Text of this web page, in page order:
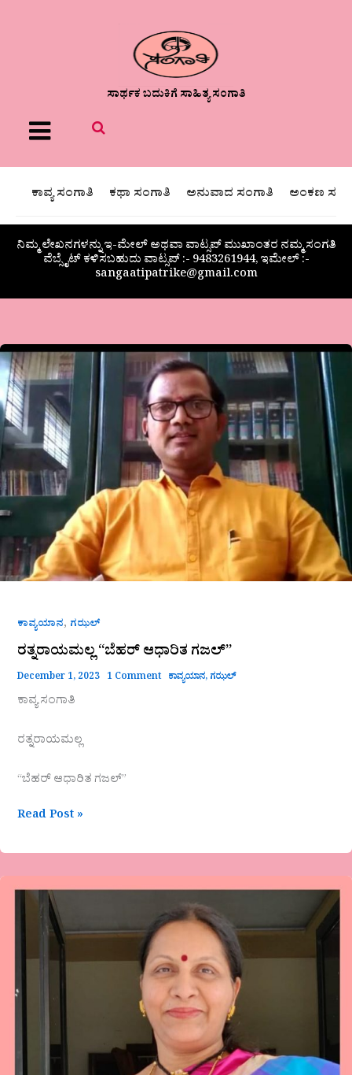
ಸಾರ್ಥಕ ಬದುಕಿಗೆ ಸಾಹಿತ್ಯ ಸಂಗಾತಿ
Menu
ಕಾವ್ಯ ಸಂಗಾತಿ ಕಥಾ ಸಂಗಾತಿ ಅನುವಾದ ಸಂಗಾತಿ ಅಂಕಣ
ನಿಮ್ಮ ಲೇಖನಗಳನ್ನು ಇ-ಮೇಲ್ ಅಥವಾ ವಾಟ್ಸಪ್ ಮುಖಾಂತರ ನಮ್ಮ ಸಂಗತಿ
ವೆಬ್ಸೈಟ್ ಕಳಿಸಬಹುದು ವಾಟ್ಸಪ್‌ :- 9483261944, ಇಮೇಲ್ :-
sangaatipatrike@gmail.com
ಕಾವ್ಯಯಾನ, ಗಝಲ್
ರತ್ನರಾಯಮಲ್ಲ “ಬೆಹರ್ ಆಧಾರಿತ ಗಜಲ್”
December 1, 2023 1 Comment ಕಾವ್ಯಯಾನ, ಗಝಲ್
ಕಾವ್ಯ ಸಂಗಾತಿ
ರತ್ನರಾಯಮಲ್ಲ
“ಬೆಹರ್ ಆಧಾರಿತ ಗಜಲ್”
ರತ್ನರಾಯಮಲ್ಲ
“ಬೆಹರ್
ಆಧಾರಿತ
ಗಜಲ್”
Read Post »
ಪಾಟೀಲ್
ಅರಿವು